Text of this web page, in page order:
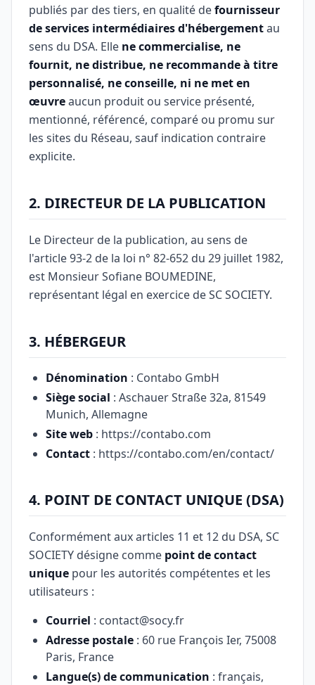
publiés par des tiers, en qualité defournisseur
de services intermédiaires d'hébergementau
sens du DSA. Elle ne commercialise, ne
fournit, ne distribue, ne recommande à titre
personnalisé, ne conseille, ni ne met en
œuvreaucun produit ou service présenté,
mentionné, référencé, comparé ou promu sur
les sites du Réseau, sauf indication contraire
explicite.
2. DIRECTEUR DE LA PUBLICATION
Le Directeur de la publication, au sens de
l'article 93-2 de la loi n° 82-652 du 29 juillet 1982,
est Monsieur Sofiane BOUMEDINE,
représentant légal en exercice de SC SOCIETY.
3. HÉBERGEUR
Dénomination : Contabo GmbH
Siège social : Aschauer Straße 32a, 81549
Munich, Allemagne
Site web : https://contabo.com
Contact : https://contabo.com/en/contact/
4. POINT DE CONTACT UNIQUE (DSA)
Conformément aux articles 11 et 12 du DSA, SC
SOCIETY désigne comme point de contact
unique pour les autorités compétentes et les
utilisateurs :
Courriel : contact@socy.fr
Adresse postale : 60 rue François Ier, 75008
Paris, France
Langue(s) de communication : français,